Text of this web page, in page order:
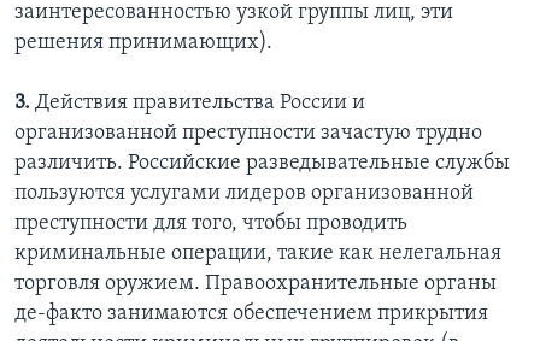
заинтересованностью узкой группы лиц, эти
решения принимающих).
3. Действия правительства России и
организованной преступности зачастую трудно
различить. Российские разведывательные службы
пользуются услугами лидеров организованной
преступности для того, чтобы проводить
криминальные операции, такие как нелегальная
торговля оружием. Правоохранительные органы
де-факто занимаются обеспечением прикрытия